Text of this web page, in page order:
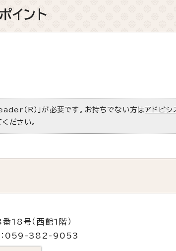
イント
（R）」が必要です。お持ちでない方はアドビシ
ださい。
号（西館1階）
：059-382-9053